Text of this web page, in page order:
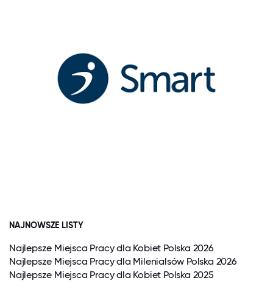
NAJNOWSZE LISTY
Najlepsze Miejsca Pracy dla Kobiet Polska 2026
Najlepsze Miejsca Pracy dla Milenialsów Polska 2026
Najlepsze Miejsca Pracy dla Kobiet Polska 2025